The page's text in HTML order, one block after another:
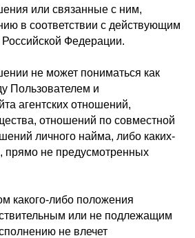
или связанные с ним,
в соответствии с действующим
Российской Федерации.
не может пониматься как
Пользователем и
агентских отношений,
отношений по совместной
личного найма, либо каких-
прямо не предусмотренных
какого-либо положения
или не подлежащим
не влечет